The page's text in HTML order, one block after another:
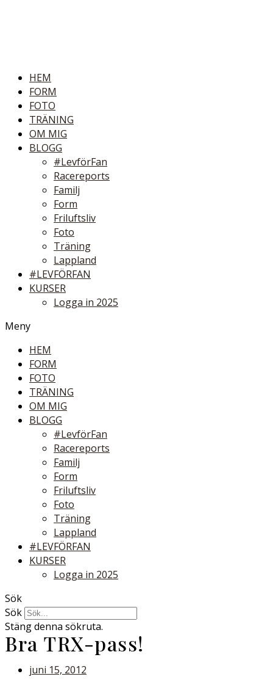
HEM
FORM
FOTO
TRÄNING
OM MIG
BLOGG
#LevförFan
Racereports
Familj
Form
Friluftsliv
Foto
Träning
Lappland
#LEVFÖRFAN
KURSER
Logga in 2025
Meny
HEM
FORM
FOTO
TRÄNING
OM MIG
BLOGG
#LevförFan
Racereports
Familj
Form
Friluftsliv
Foto
Träning
Lappland
#LEVFÖRFAN
KURSER
Logga in 2025
Sök
Sök
Stäng denna sökruta.
Bra TRX-pass!
juni 15, 2012